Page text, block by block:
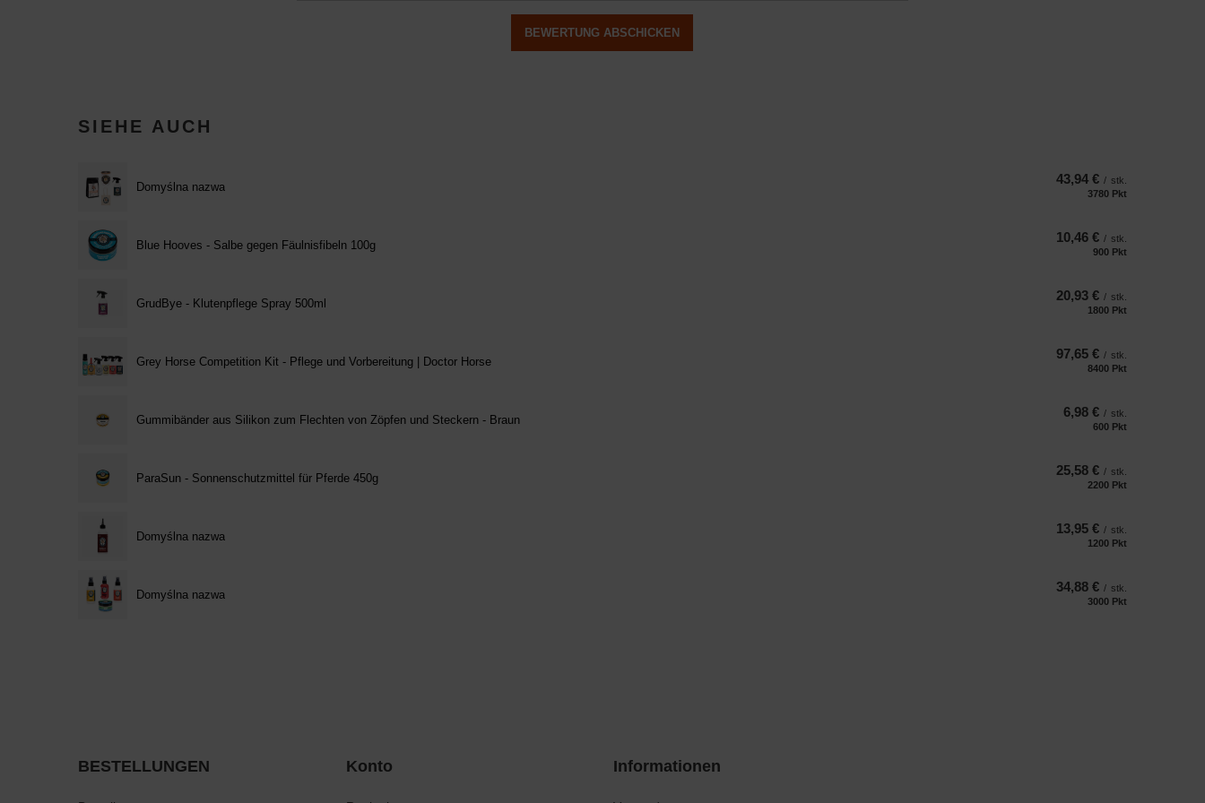
BEWERTUNG ABSCHICKEN
SIEHE AUCH
Domyślna nazwa
43,94 € / stk.
3780 Pkt
Blue Hooves - Salbe gegen Fäulnisfibeln 100g
10,46 € / stk.
900 Pkt
GrudBye - Klutenpflege Spray 500ml
20,93 € / stk.
1800 Pkt
Grey Horse Competition Kit - Pflege und Vorbereitung | Doctor Horse
97,65 € / stk.
8400 Pkt
Gummibänder aus Silikon zum Flechten von Zöpfen und Steckern - Braun
6,98 € / stk.
600 Pkt
ParaSun - Sonnenschutzmittel für Pferde 450g
25,58 € / stk.
2200 Pkt
Domyślna nazwa
13,95 € / stk.
1200 Pkt
Domyślna nazwa
34,88 € / stk.
3000 Pkt
BESTELLUNGEN Konto Informationen